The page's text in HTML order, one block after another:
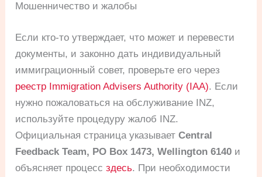
Мошенничество и жалобы
Если кто-то утверждает, что может и перевести
документы, и законно дать индивидуальный
иммиграционный совет, проверьте его через
реестр Immigration Advisers Authority (IAA). Если
нужно пожаловаться на обслуживание INZ,
используйте процедуру жалоб INZ.
Официальная страница указываетCentral
Feedback Team, PO Box 1473, Wellington 6140 и
объясняет процессздесь. При необходимости